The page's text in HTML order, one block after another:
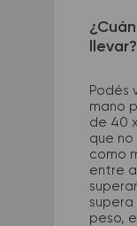
llevar?
Podés
mano
de 40
que
como
entre
supera
peso,